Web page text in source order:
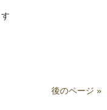
後のページ »